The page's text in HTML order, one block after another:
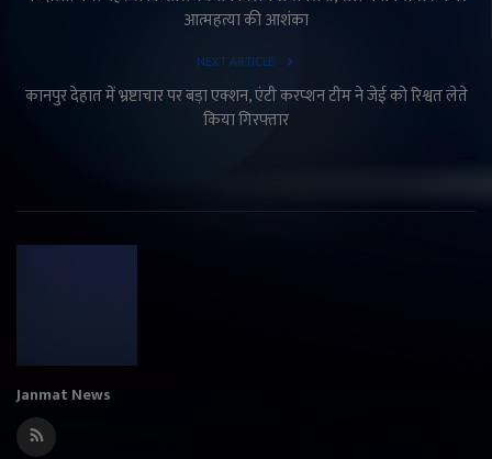
आत्महत्या की आशंका
NEXT ARTICLE
कानपुर देहात में भ्रष्टाचार पर बड़ा एक्शन, एंटी करप्शन टीम ने जेई को रिश्वत लेते
किया गिरफ्तार
Janmat News